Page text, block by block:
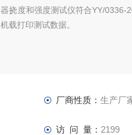
挠度和强度测试仪符合YY/0336-
载打印测试数据。
厂商性质： 生产厂
访 问 量： 2199